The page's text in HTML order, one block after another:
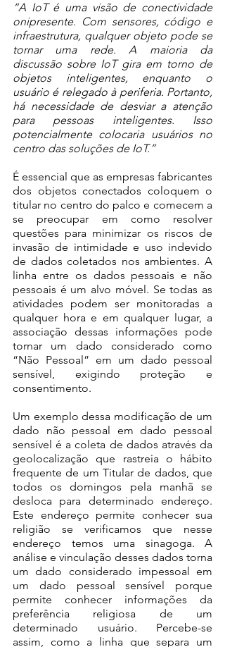
“A IoT é uma visão de conectividade
onipresente. Com sensores, código e
infraestrutura, qualquer objeto pode se
tornar uma rede. A maioria da
discussão sobre IoT gira em torno de
objetos inteligentes, enquanto o
usuário é relegado à periferia. Portanto,
há necessidade de desviar a atenção
para pessoas inteligentes. Isso
potencialmente colocaria usuários no
centro das soluções de IoT.”
É essencial que as empresas fabricantes
dos objetos conectados coloquem o
titular no centro do palco e comecem a
se preocupar em como resolver
questões para minimizar os riscos de
invasão de intimidade e uso indevido
de dados coletados nos ambientes. A
linha entre os dados pessoais e não
pessoais é um alvo móvel. Se todas as
atividades podem ser monitoradas a
qualquer hora e em qualquer lugar, a
associação dessas informações pode
tornar um dado considerado como
“Não Pessoal” em um dado pessoal
sensível, exigindo proteção e
consentimento.
Um exemplo dessa modificação de um
dado não pessoal em dado pessoal
sensível é a coleta de dados através da
geolocalização que rastreia o hábito
frequente de um Titular de dados, que
todos os domingos pela manhã se
desloca para determinado endereço.
Este endereço permite conhecer sua
religião se verificamos que nesse
endereço temos uma sinagoga. A
análise e vinculação desses dados torna
um dado considerado impessoal em
um dado pessoal sensível porque
permite conhecer informações da
preferência religiosa de um
determinado usuário. Percebe-se
assim, como a linha que separa um